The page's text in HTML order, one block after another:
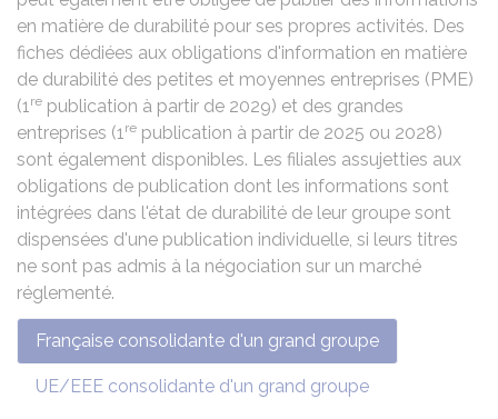
en matière de durabilité pour ses propres activités. Des
fiches dédiées aux obligations d'information en matière
de durabilité des petites et moyennes entreprises (PME)
(1re publication à partir de 2029) et des grandes
entreprises (1re publication à partir de 2025 ou 2028)
sont également disponibles. Les filiales assujetties aux
obligations de publication dont les informations sont
intégrées dans l'état de durabilité de leur groupe sont
dispensées d'une publication individuelle, si leurs titres
ne sont pas admis à la négociation sur un marché
réglementé.
Française consolidante d'un grand groupe
UE/EEE consolidante d'un grand groupe